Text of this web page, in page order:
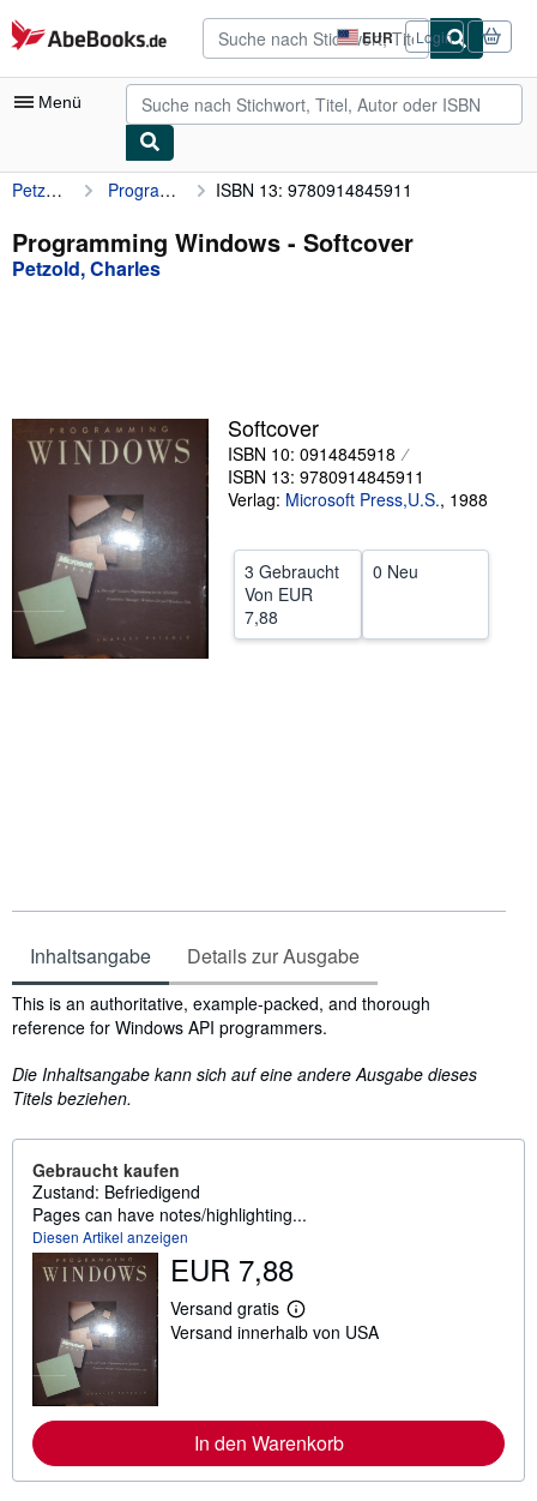
Zum Hauptinhalt
AbeBooks.de EUR
Seite
der
Einkaufseinstellungen.
Login
Menü
Nutzerkonto
Meine Bestellungen
Detailsuche
Verkäufer
SCHLIESSEN
Petzold, Charles Programming Windows ISBN 13: 9780914845911
Programming Windows - Softcover
Petzold, Charles
Softcover
ISBN 10: 0914845918
ISBN 13: 9780914845911
Verlag: Microsoft Press,U.S., 1988
3 Gebraucht
Von EUR
7,88
0 Neu
Inhaltsangabe Details zur Ausgabe
Inhaltsangabe
This is an authoritative, example-packed, and thorough
reference for Windows API programmers.
Die Inhaltsangabe kann sich auf eine andere Ausgabe dieses
Titels beziehen.
Gebraucht kaufen
Zustand: Befriedigend
Pages can have notes/highlighting...
Diesen Artikel anzeigen
EUR 7,88
Versand gratis
W
e
e
I
f
Versand innerhalb von USA
In den Warenkorb